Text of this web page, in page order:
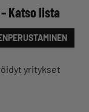
Katso lista
yritykset